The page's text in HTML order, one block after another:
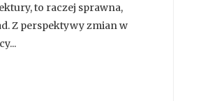
to raczej sprawna,
Z perspektywy zmian w